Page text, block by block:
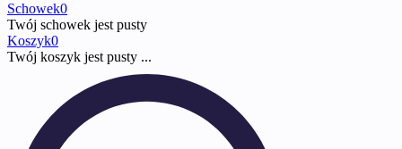
Schowek0
Twój schowek jest pusty
Koszyk0
Twój koszyk jest pusty ...